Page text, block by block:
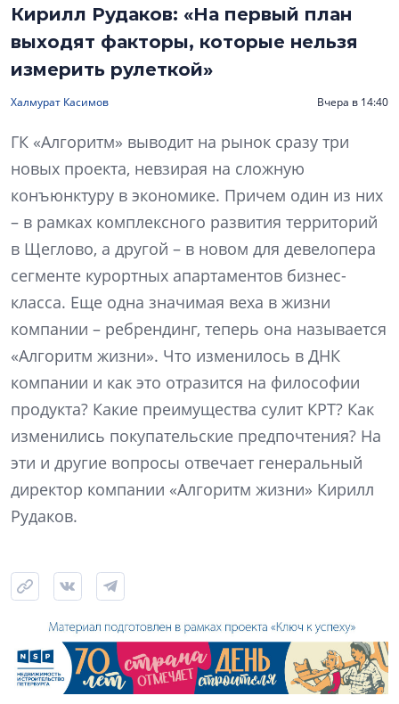
Кирилл Рудаков: «На первый план
выходят факторы, которые нельзя
измерить рулеткой»
Халмурат Касимов Вчера в 14:40
ГК «Алгоритм» выводит на рынок сразу три
новых проекта, невзирая на сложную
конъюнктуру в экономике. Причем один из них
– в рамках комплексного развития территорий
в Щеглово, а другой – в новом для девелопера
сегменте курортных апартаментов бизнес-
класса. Еще одна значимая веха в жизни
компании – ребрендинг, теперь она называется
«Алгоритм жизни». Что изменилось в ДНК
компании и как это отразится на философии
продукта? Какие преимущества сулит КРТ? Как
изменились покупательские предпочтения? На
эти и другие вопросы отвечает генеральный
директор компании «Алгоритм жизни» Кирилл
Рудаков.